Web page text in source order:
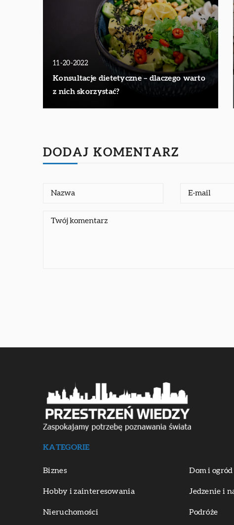
11-20-2022
Konsultacje dietetyczne – dlaczego warto
z nich skorzystać?
DODAJ KOMENTARZ
KATEGORIE
Biznes Dom i ogród
Hobby i zainteresowania Jedzenie i
Nieruchomości Podróże